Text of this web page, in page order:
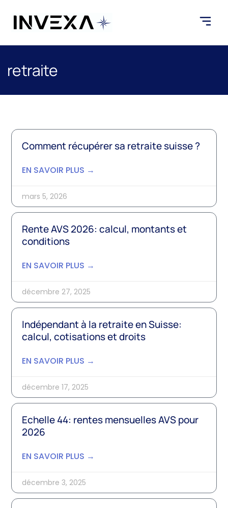
retraite
Comment récupérer sa retraite suisse ?
EN SAVOIR PLUS →
mars 5, 2026
Rente AVS 2026: calcul, montants et
conditions
EN SAVOIR PLUS →
décembre 27, 2025
Indépendant à la retraite en Suisse:
calcul, cotisations et droits
EN SAVOIR PLUS →
décembre 17, 2025
Echelle 44: rentes mensuelles AVS pour
2026
EN SAVOIR PLUS →
décembre 3, 2025